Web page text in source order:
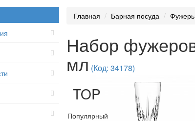
Главная Барная посуда
Набор
мл (Код: 34178)
TOP
Популярный